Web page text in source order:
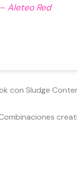
Aleteo Red
con Sludge